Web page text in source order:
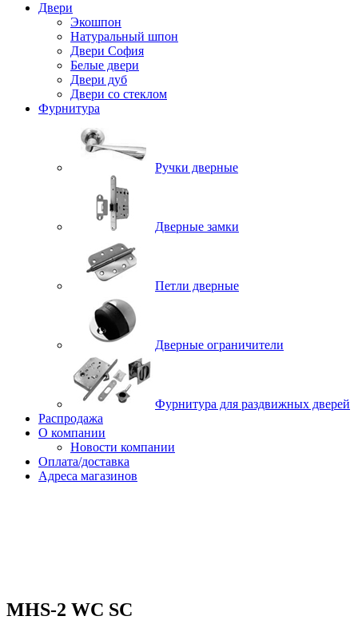
Двери
Экошпон
Натуральный шпон
Двери София
Белые двери
Двери дуб
Двери со стеклом
Фурнитура
Ручки дверные
Дверные замки
Петли дверные
Дверные ограничители
Фурнитура для раздвижных дверей
Распродажа
О компании
Новости компании
Оплата/доставка
Адреса магазинов
MHS-2 WC SC